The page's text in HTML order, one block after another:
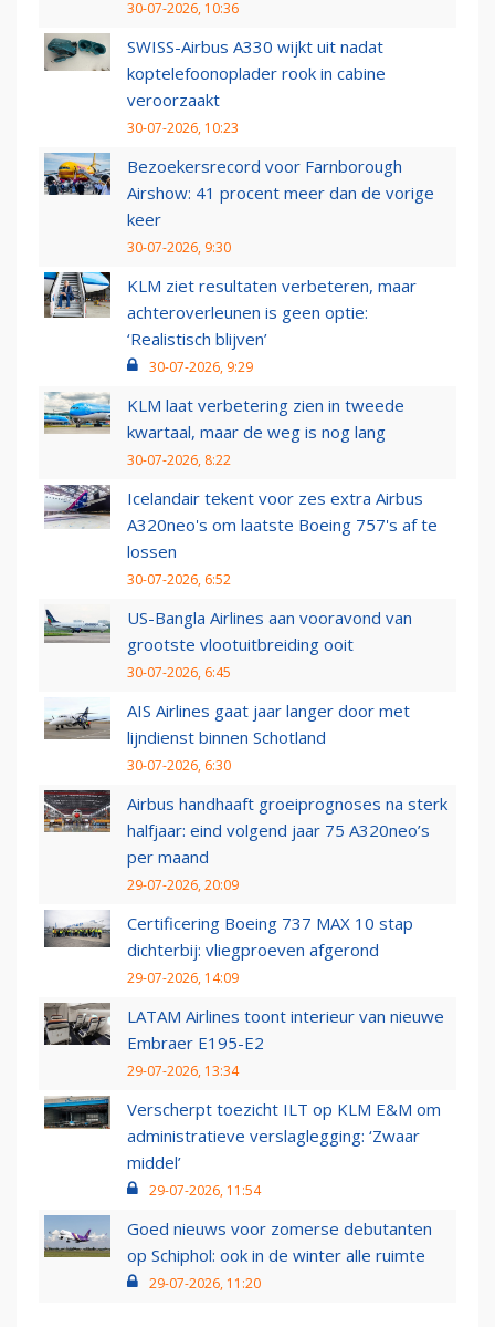
30-07-2026, 10:36
SWISS-Airbus A330 wijkt uit nadat
koptelefoonoplader rook in cabine
veroorzaakt
30-07-2026, 10:23
Bezoekersrecord voor Farnborough
Airshow: 41 procent meer dan de vorige
keer
30-07-2026, 9:30
KLM ziet resultaten verbeteren, maar
achteroverleunen is geen optie:
‘Realistisch blijven’
30-07-2026, 9:29
KLM laat verbetering zien in tweede
kwartaal, maar de weg is nog lang
30-07-2026, 8:22
Icelandair tekent voor zes extra Airbus
A320neo's om laatste Boeing 757's af te
lossen
30-07-2026, 6:52
US-Bangla Airlines aan vooravond van
grootste vlootuitbreiding ooit
30-07-2026, 6:45
AIS Airlines gaat jaar langer door met
lijndienst binnen Schotland
30-07-2026, 6:30
Airbus handhaaft groeiprognoses na sterk
halfjaar: eind volgend jaar 75 A320neo’s
per maand
29-07-2026, 20:09
Certificering Boeing 737 MAX 10 stap
dichterbij: vliegproeven afgerond
29-07-2026, 14:09
LATAM Airlines toont interieur van nieuwe
Embraer E195-E2
29-07-2026, 13:34
Verscherpt toezicht ILT op KLM E&M om
administratieve verslaglegging: ‘Zwaar
middel’
29-07-2026, 11:54
Goed nieuws voor zomerse debutanten
op Schiphol: ook in de winter alle ruimte
29-07-2026, 11:20